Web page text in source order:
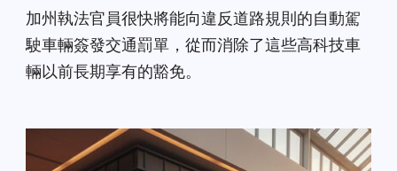
加州執法官員很快將能向違反道路規則的自動駕
駛車輛簽發交通罰單，從而消除了這些高科技車
輛以前長期享有的豁免。